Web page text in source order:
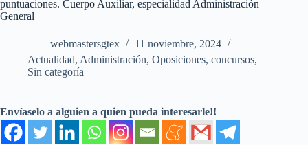
puntuaciones. Cuerpo Auxiliar, especialidad Administración
General
webmastersgtex
11 noviembre, 2024
Actualidad, Administración, Oposiciones, concursos,
Sin categoría
Envíaselo a alguien a quien pueda interesarle!!